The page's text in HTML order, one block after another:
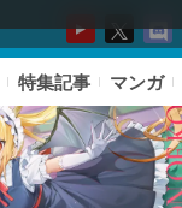
特集記事 マンガ